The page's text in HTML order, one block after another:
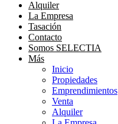
Alquiler
La Empresa
Tasación
Contacto
Somos SELECTIA
Más
Inicio
Propiedades
Emprendimientos
Venta
Alquiler